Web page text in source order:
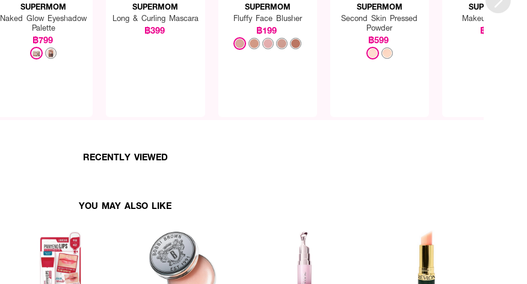
SUPERMOM
Naked Glow Eyeshadow
Palette
฿799
SUPERMOM
Long & Curling Mascara
฿399
SUPERMOM
Fluffy Face Blusher
฿199
SUPERMOM
Second Skin Pressed
Powder
฿599
SUPERMOM
Makeup Spatula
฿169
RECENTLY VIEWED
YOU MAY ALSO LIKE